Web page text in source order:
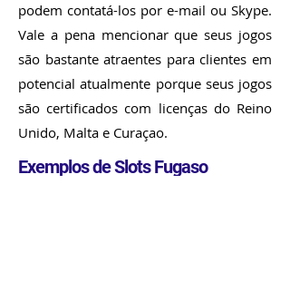
podem contatá-los por e-mail ou Skype.
Vale a pena mencionar que seus jogos
são bastante atraentes para clientes em
potencial atualmente porque seus jogos
são certificados com licenças do Reino
Unido, Malta e Curaçao.
Exemplos de Slots Fugaso